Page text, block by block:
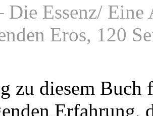
Die Essenz/
Eros, 120
zu diesem Buch
Erfahrung,